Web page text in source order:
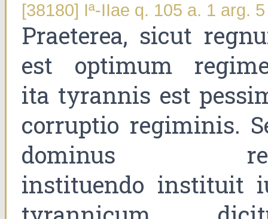
[38180] Iª-IIae q. 105 a. 1 arg. 5
Praeterea, sicut
est optimum
ita tyrannis est
corruptio regiminis.
dominus
instituendo instituit